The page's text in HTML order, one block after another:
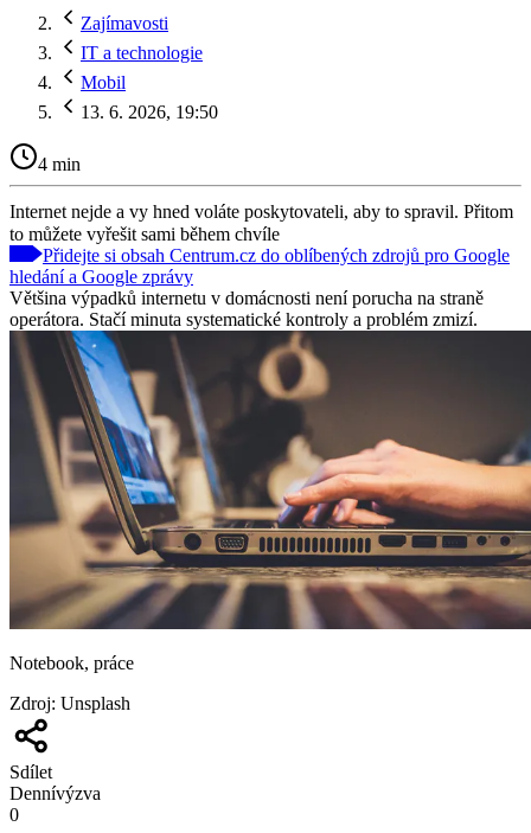
Zajímavosti
IT a technologie
Mobil
13. 6. 2026, 19:50
4 min
Internet nejde a vy hned voláte poskytovateli, aby to spravil. Přitom
to můžete vyřešit sami během chvíle
Přidejte si obsah Centrum.cz do oblíbených zdrojů pro Google
hledání a Google zprávy
Většina výpadků internetu v domácnosti není porucha na straně
operátora. Stačí minuta systematické kontroly a problém zmizí.
Notebook, práce
Zdroj: Unsplash
Sdílet
Dennívýzva
0